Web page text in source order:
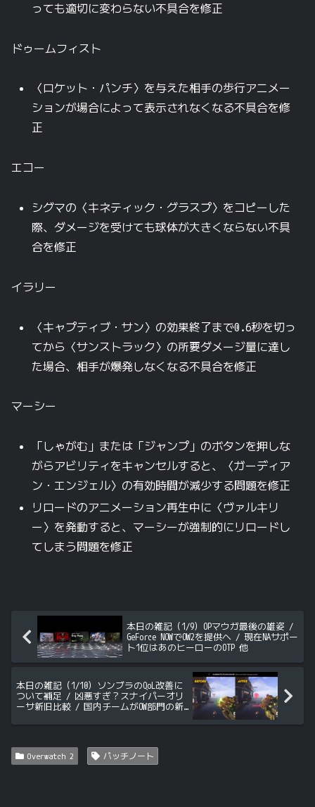
っても適切に変わらない不具合を修正
ドゥームフィスト
〈ロケット・パンチ〉を与えた相手の歩行アニメー
ションが場合によって表示されなくなる不具合を修
正
エコー
シグマの〈キネティック・グラスプ〉をコピーした
際、ダメージを受けても球体が大きくならない不具
合を修正
イラリー
〈キャプティブ・サン〉の効果終了まで0.6秒を切っ
てから〈サンストラック〉の所要ダメージ量に達し
た場合、相手が爆発しなくなる不具合を修正
マーシー
「しゃがむ」または「ジャンプ」のボタンを押しな
がらアビリティをキャンセルすると、〈ガーディア
ン・エンジェル〉の有効時間が減少する問題を修正
リロードのアニメーション再生中に〈ヴァルキリ
ー〉を発動すると、マーシーが強制的にリロードし
てしまう問題を修正
本日の雑記（1/9）OPマウガ最後の雄姿 /
GeForce NOWでOW2を提供へ / 現在NAサポー
ト1位はあのヒーローのOTP 他
本日の雑記（1/10）ソンブラのQoL改善に
ついて補足 / 凶悪すぎ？スナイパーオリ
ーサ新旧比較 / 国内チームがOW部門の新
ウガの未発表スキンが判明 他
Overwatch 2 パッチノート